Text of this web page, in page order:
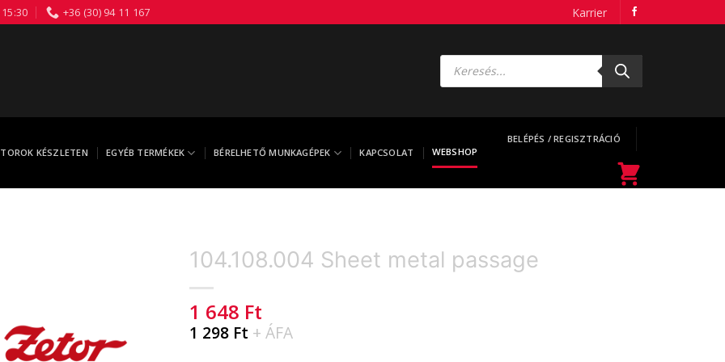
+36 (30) 94 11 167 Karrier
Products
search
KÉSZLETEN EGYÉB TERMÉKEK BÉRELHETŐ MUNKAGÉPEK KAPCSOLAT WEBSHOP
BELÉPÉS / REGISZTRÁCIÓ
104.108.004 Sheet metal passage
1 648 Ft
1 298 Ft + ÁFA